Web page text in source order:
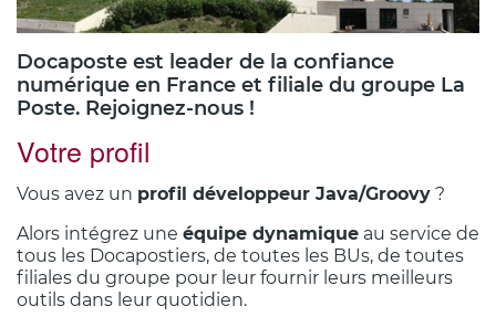
Docaposte est leader de la confiance
numérique en France et filiale du groupe La
Poste. Rejoignez-nous !
Corps
texte
Votre profil
Vous avez un profil développeur Java/Groovy ?
Alors intégrez une équipe dynamique au service de
tous les Docapostiers, de toutes les BUs, de toutes
filiales du groupe pour leur fournir leurs meilleurs
outils dans leur quotidien.